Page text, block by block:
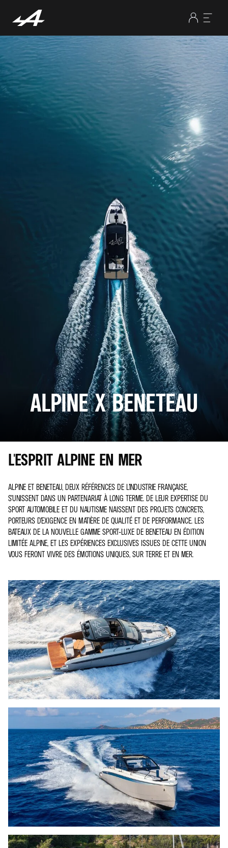
ALPINE X BENETEAU
L'ESPRIT ALPINE EN MER
ALPINE ET BENETEAU, DEUX RÉFÉRENCES DE L’INDUSTRIE FRANÇAISE,
S’UNISSENT DANS UN PARTENARIAT À LONG TERME. DE LEUR EXPERTISE DU
SPORT AUTOMOBILE ET DU NAUTISME NAISSENT DES PROJETS CONCRETS,
PORTEURS D’EXIGENCE EN MATIÈRE DE QUALITÉ ET DE PERFORMANCE. LES
BATEAUX DE LA NOUVELLE GAMME SPORT-LUXE DE BENETEAU EN ÉDITION
LIMITÉE ALPINE, ET LES EXPÉRIENCES EXCLUSIVES ISSUES DE CETTE UNION
VOUS FERONT VIVRE DES ÉMOTIONS UNIQUES, SUR TERRE ET EN MER.